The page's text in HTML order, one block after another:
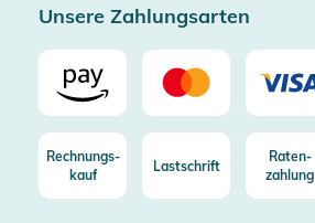
Unsere Zahlungsarten
Rechnungs-
kauf
Lastschrift
Raten-
zahlung